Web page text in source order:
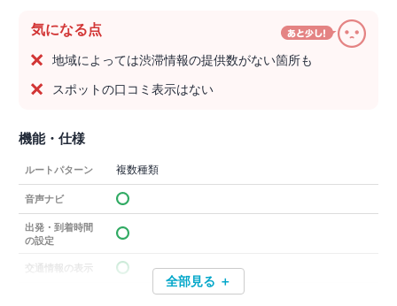
気になる点
地域によっては渋滞情報の提供数がない箇所も
スポットの口コミ表示はない
機能・仕様
ルートパターン 複数種類
音声ナビ
出発・到着時間
の設定
交通情報の表示
全部見る ＋